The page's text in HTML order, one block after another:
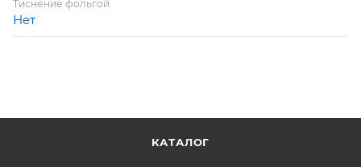
Тиснение фольгой
Нет
КАТАЛОГ